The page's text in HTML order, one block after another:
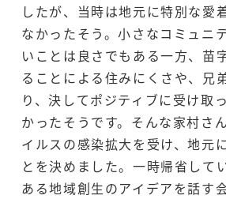
したが、当時は地元に特別な愛
なかったそう。小さなコミュニ
いことは良さでもある一方、苗
ることによる住みにくさや、兄
り、決してポジティブに受け取
かったそうです。そんな家村さ
イルスの感染拡大を受け、地元
とを決めました。一時帰省して
ある地域創生のアイデアを話す